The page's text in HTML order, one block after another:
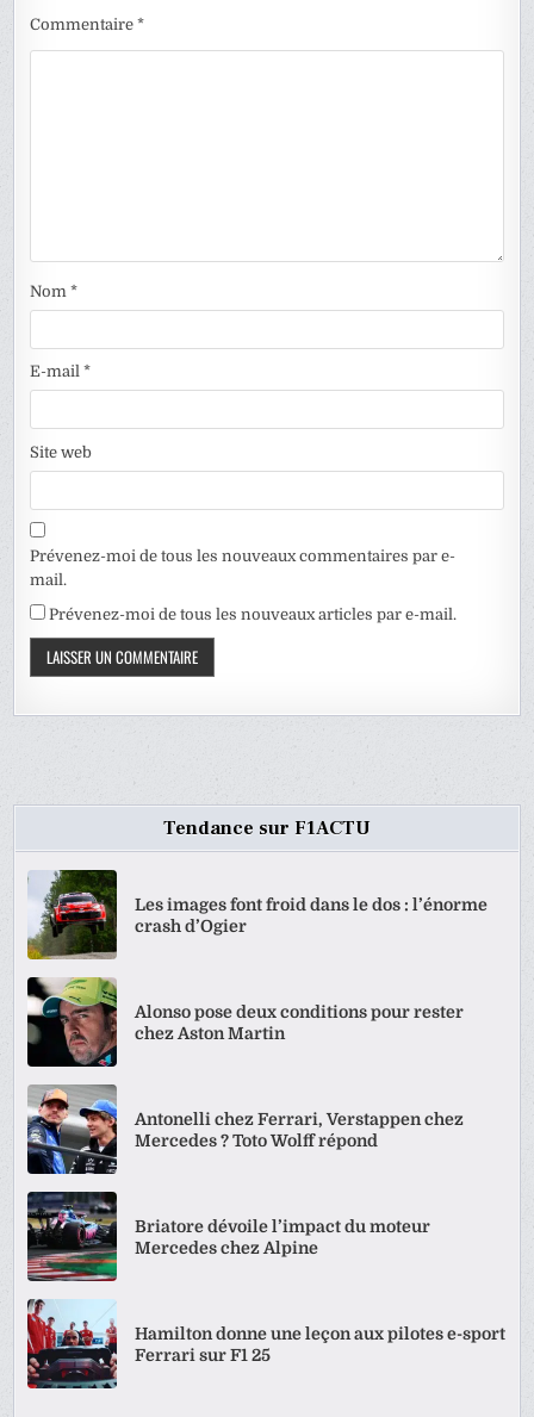
Commentaire*
Nom*
E-mail*
Site web
Prévenez-moi de tous les nouveaux commentaires par e-
mail.
Prévenez-moi de tous les nouveaux articles par e-mail.
Tendance sur F1ACTU
Les images font froid dans le dos : l’énorme
crash d’Ogier
Alonso pose deux conditions pour rester
chez Aston Martin
Antonelli chez Ferrari, Verstappen chez
Mercedes ? Toto Wolff répond
Briatore dévoile l’impact du moteur
Mercedes chez Alpine
Hamilton donne une leçon aux pilotes e-sport
Ferrari sur F1 25